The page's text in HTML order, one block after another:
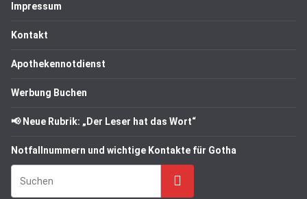
Impressum
Kontakt
Apothekennotdienst
Werbung Buchen
📢 Neue Rubrik: „Der Leser hat das Wort“
Notfallnummern und wichtige Kontakte für Gotha
Suchen